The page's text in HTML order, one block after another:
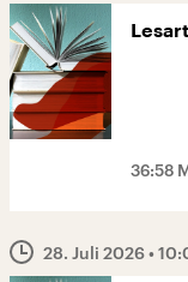
36:58
28. Juli 2026•